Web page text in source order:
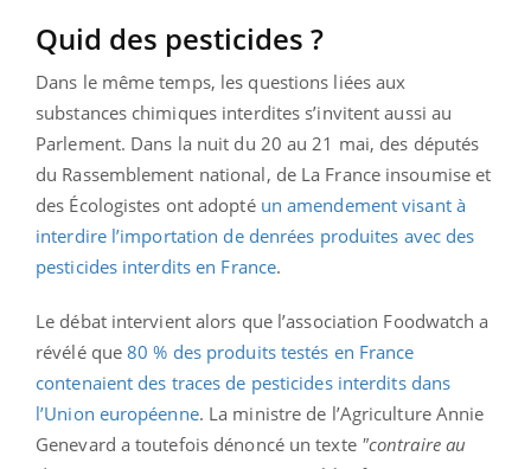
Quid des pesticides ?
Dans le même temps, les questions liées aux
substances chimiques interdites s’invitent aussi au
Parlement. Dans la nuit du 20 au 21 mai, des députés
du Rassemblement national, de La France insoumise et
des Écologistes ont adopté un amendement visant à
interdire l’importation de denrées produites avec des
pesticides interdits en France.
Le débat intervient alors que l’association Foodwatch a
révélé que80 % des produits testés en France
contenaient des traces de pesticides interdits dans
l’Union européenne. La ministre de l’Agriculture Annie
Genevard a toutefois dénoncé un texte "contraire au